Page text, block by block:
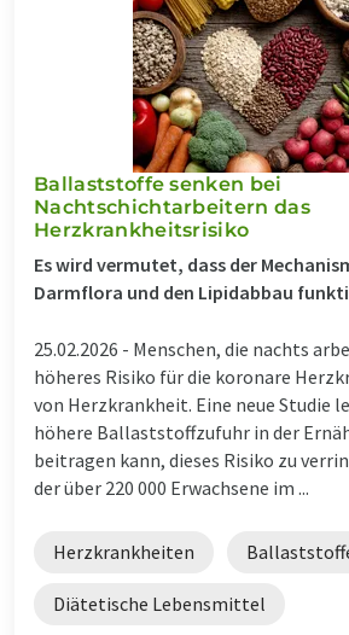
Ballaststoffe senken bei
Nachtschichtarbeitern das
Herzkrankheitsrisiko
Es wird vermutet, dass der
Darmflora und den Lipidabbau
25.02.2026 - Menschen, die nachts
höheres Risiko für die koronare
von Herzkrankheit. Eine neue Studie
höhere Ballaststoffzufuhr in der
beitragen kann, dieses Risiko zu
der über 220 000 Erwachsene im ...
Herzkrankheiten
Diätetische Lebensmittel